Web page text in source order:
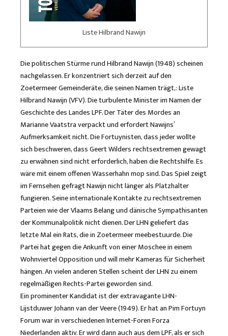
Liste Hilbrand Nawijn
Die politischen Stürme rund Hilbrand Nawijn (1948) scheinen
nachgelassen. Er konzentriert sich derzeit auf den
Zoetermeer Gemeinderäte, die seinen Namen trägt,: Liste
Hilbrand Nawijn (VFV). Die turbulente Minister im Namen der
Geschichte des Landes LPF. Der Täter des Mordes an
Marianne Vaatstra verpackt und erfordert Nawijns’
Aufmerksamkeit nicht. Die Fortuynisten, dass jeder wollte
sich beschweren, dass Geert Wilders rechtsextremen gewagt
zu erwähnen sind nicht erforderlich, haben die Rechtshilfe. Es
wäre mit einem offenen Wasserhahn mop sind. Das Spiel zeigt
im Fernsehen gefragt Nawijn nicht länger als Platzhalter
fungieren. Seine internationale Kontakte zu rechtsextremen
Parteien wie der Vlaams Belang und dänische Sympathisanten
der Kommunalpolitik nicht dienen. Der LHN geliefert das
letzte Mal ein Rats, die in Zoetermeer meebestuurde. Die
Partei hat gegen die Ankunft von einer Moschee in einem
Wohnviertel Opposition und will mehr Kameras für Sicherheit
hängen. An vielen anderen Stellen scheint der LHN zu einem
regelmäßigen Rechts-Partei geworden sind.
Ein prominenter Kandidat ist der extravagante LHN-
Lijstduwer Johann van der Veere (1949). Er hat an Pim Fortuyn
Forum war in verschiedenen Internet-Foren Forza
Niederlanden aktiv. Er wird dann auch aus dem LPF, als er sich